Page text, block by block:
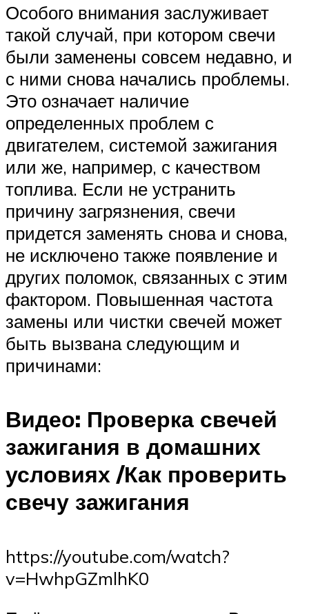
Особого внимания заслуживает
такой случай, при котором свечи
были заменены совсем недавно, и
с ними снова начались проблемы.
Это означает наличие
определенных проблем с
двигателем, системой зажигания
или же, например, с качеством
топлива. Если не устранить
причину загрязнения, свечи
придется заменять снова и снова,
не исключено также появление и
других поломок, связанных с этим
фактором. Повышенная частота
замены или чистки свечей может
быть вызвана следующим и
причинами:
Видео: Проверка свечей
зажигания в домашних
условиях /Как проверить
свечу зажигания
https://youtube.com/watch?
v=HwhpGZmlhK0